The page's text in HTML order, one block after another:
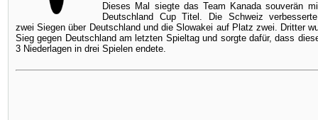
Dieses Mal siegte das Team Kanada souverän
Deutschland Cup Titel. Die Schweiz
zwei Siegen über Deutschland und die Slowakei auf Platz zwei. Dritter
Sieg gegen Deutschland am letzten Spieltag und sorgte dafür, dass
3 Niederlagen in drei Spielen endete.